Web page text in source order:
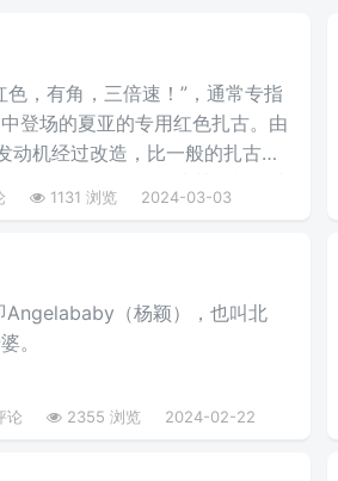
色，有角，三倍速！”，通常专指
中登场的夏亚的专用红色扎古。由
动机经过改造，比一般的扎古出
倍速也被看作是夏亚登场的象
1131 浏览 2024-03-03
Angelababy（杨颖），也叫北
。​
论 2355 浏览 2024-02-22